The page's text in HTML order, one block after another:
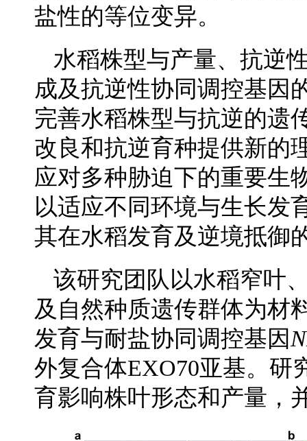
盐性的等位变异。
水稻株型与产量、抗逆
成及抗逆性协同调控基因
完善水稻株型与抗逆的遗
改良和抗逆育种提供新的
应对多种胁迫下的重要生
以适应不同环境与生长发
其在水稻发育及逆境抵御
该研究团队以水稻窄叶
及自然种质遗传群体为材
发育与耐盐协同调控基因
外复合体EXO70亚基。研
育影响株叶形态和产量，